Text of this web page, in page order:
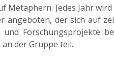
Jedes Jahr
der sich auf
Forschungsprojekte
der Gruppe teil.